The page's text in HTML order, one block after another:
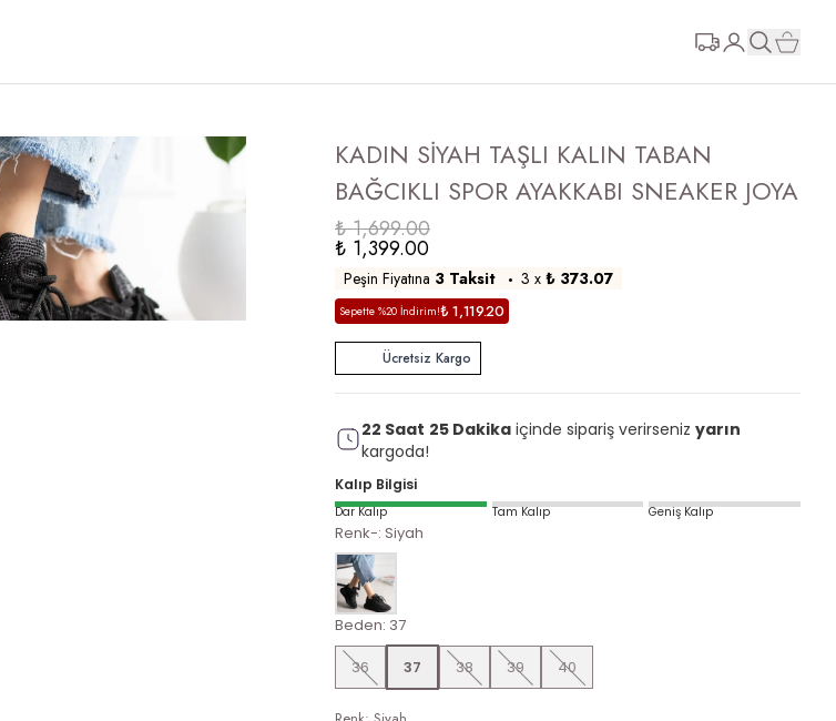
KADIN SİYAH TAŞLI KALIN TABAN
BAĞCIKLI SPOR AYAKKABI SNEAKER JOYA
₺ 1,699.00
₺ 1,399.00
Peşin Fiyatına 3 Taksit 3 x ₺ 373.07
Sepette %20 İndirim!₺ 1,119.20
Ücretsiz Kargo
22 Saat 25 Dakika içinde sipariş verirsenizyarın
kargoda!
Kalıp Bilgisi
Dar Kalıp Tam Kalıp Geniş Kalıp
Renk-: Siyah
Beden: 37
36
37 38 39 40